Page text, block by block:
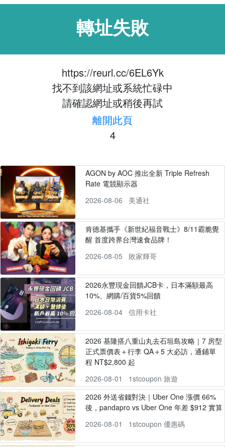
轉址失敗
https://reurl.cc/6EL6Yk
找不到該網址或系統忙碌中
請確認網址或稍後再試
離開此頁
4
AGON by AOC 推出全新 Triple Refresh
Rate 電競顯示器
2026-08-06
美通社
肯德基攜手《新世紀福音戰士》8/11霸脆覺
醒 首度跨界台灣速食品牌！
2026-08-05
敗家輝哥
2026永豐現金回饋JCB卡，日本滿額最高
10%、網購/百貨5%回饋
2026-08-04
信用卡社
2026 基隆搭八重山丸去石垣島攻略｜7 房型
正式票價表＋行李 QA＋5 大必訪，通鋪單
程 NT$2,800 起
2026-08-01
1stcoupon 旅遊
2026 外送省錢對決｜Uber One 漲價 66%
後，pandapro vs Uber One 年差 $912 實算
2026-08-01
1stcoupon 優惠碼